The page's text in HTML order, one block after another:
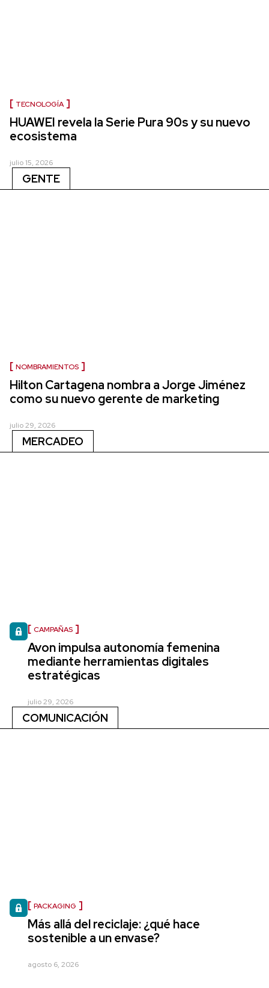
TECNOLOGÍA
HUAWEI revela la Serie Pura 90s y su nuevo
ecosistema
julio 15, 2026
GENTE
NOMBRAMIENTOS
Hilton Cartagena nombra a Jorge Jiménez
como su nuevo gerente de marketing
julio 29, 2026
MERCADEO
CAMPAÑAS
Avon impulsa autonomía femenina
mediante herramientas digitales
estratégicas
julio 29, 2026
COMUNICACIÓN
PACKAGING
Más allá del reciclaje: ¿qué hace
sostenible a un envase?
agosto 6, 2026